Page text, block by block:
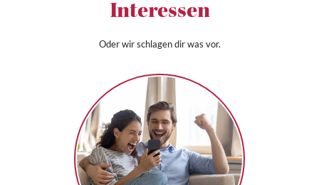
Interessen
Oder wir schlagen dir was vor.